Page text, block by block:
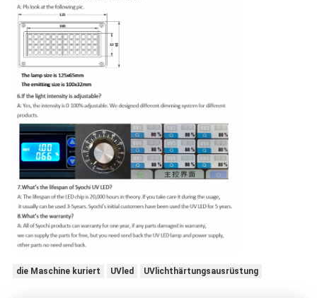
die Maschine kuriert UVled UVlichthärtungsausrüstung